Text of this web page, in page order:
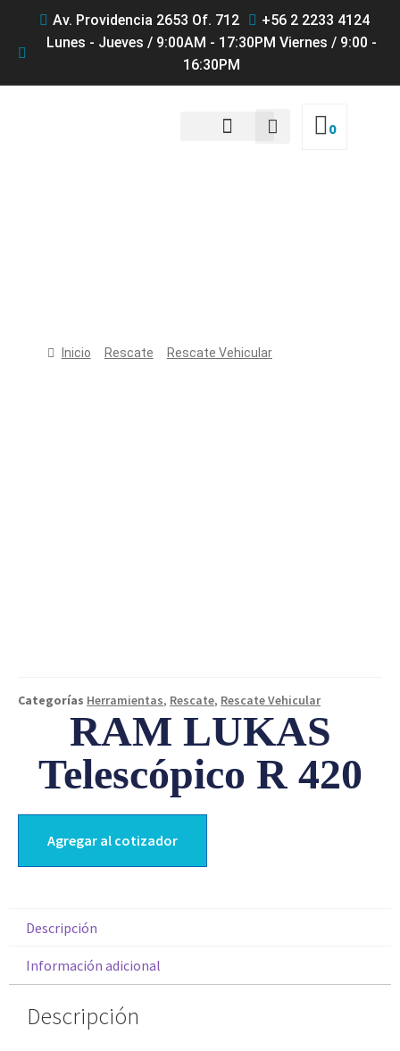
Av. Providencia 2653 Of. 712
+56 2 2233 4124
Lunes - Jueves / 9:00AM - 17:30PM Viernes / 9:00 -
16:30PM
0
Inicio Rescate Rescate Vehicular
Categorías Herramientas, Rescate, Rescate Vehicular
RAM LUKAS
Telescópico R 420
Agregar al cotizador
Descripción
Información adicional
Descripción